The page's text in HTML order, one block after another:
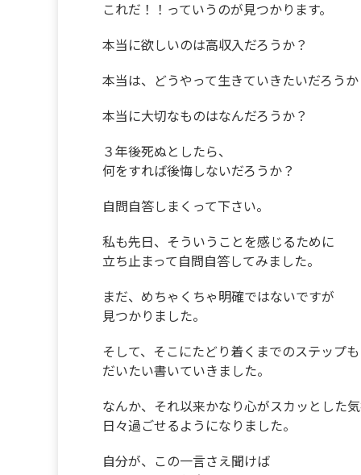
これだ！！っていうのが見つかります。
本当に欲しいのは高収入だろうか？
本当は、どうやって生きていきたいだろう
本当に大切なものはなんだろうか？
３年後死ぬとしたら、
何をすれば後悔しないだろうか？
自問自答しまくって下さい。
私も先日、そういうことを感じるために
立ち止まって自問自答してみました。
まだ、めちゃくちゃ明確ではないですが
見つかりました。
そして、そこにたどり着くまでのステップも
だいたい書いていきました。
なんか、それ以来かなり心がスカッとした
日々過ごせるようになりました。
自分が、この一言さえ聞けば